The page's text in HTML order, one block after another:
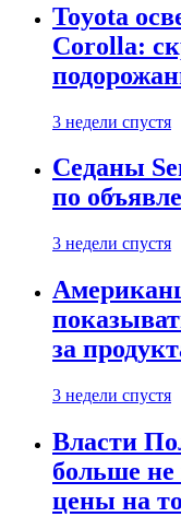
Toyota
Corolla:
3 недели спустя
Седаны
по
3 недели спустя
за
3 недели спустя
Власти
больше не
цены на